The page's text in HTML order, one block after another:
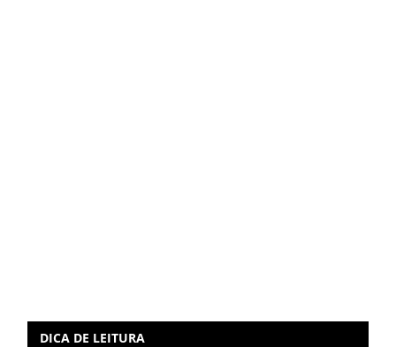
DICA DE LEITURA